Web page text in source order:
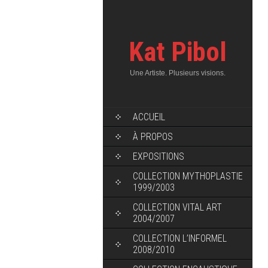
Kat Pibol
Une Artiste. Plusieurs visions.
ACCUEIL
À PROPOS
EXPOSITIONS
COLLECTION MYTHOPLASTIE
1999/2003
COLLECTION VITAL ART
2004/2007
COLLECTION L’INFORMEL
2008/2010